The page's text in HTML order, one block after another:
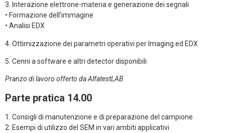
3. Interazione elettrone-materia e generazione dei segnali
• Formazione dell’immagine
• Analisi EDX
4. Ottimizzazione dei parametri operativi per Imaging ed EDX
5. Cenni a software e altri detector disponibili
Pranzo di lavoro offerto da AlfatestLAB
Parte pratica 14.00
1. Consigli di manutenzione e di preparazione del campione
2. Esempi di utilizzo del SEM in vari ambiti applicativi